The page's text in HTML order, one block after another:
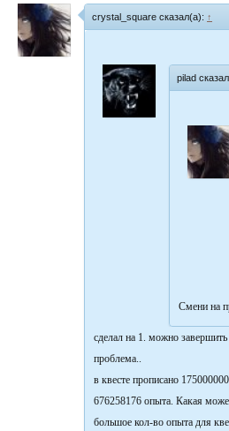
crystal_square сказал(а): ↑
pilad
Смени на
сделал на 1. можно
проблема..
в квесте прописано
676258176 опыта. Какая
большое кол-во опыта для